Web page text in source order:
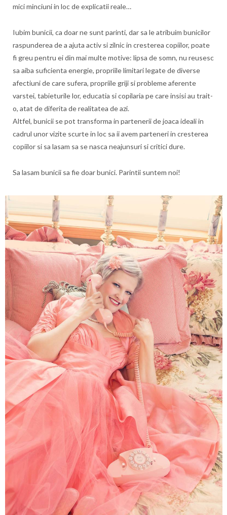
mici minciuni in loc de explicatii reale…
Iubim bunicii, ca doar ne sunt parinti, dar sa le atribuim bunicilor
raspunderea de a ajuta activ si zilnic in cresterea copiilor, poate
fi greu pentru ei din mai multe motive: lipsa de somn, nu reusesc
sa aiba suficienta energie, propriile limitari legate de diverse
afectiuni de care sufera, propriile griji si probleme aferente
varstei, tabieturile lor, educatia si copilaria pe care insisi au trait-
o, atat de diferita de realitatea de azi.
Altfel, bunicii se pot transforma in partenerii de joaca ideali in
cadrul unor vizite scurte in loc sa ii avem parteneri in cresterea
copiilor si sa lasam sa se nasca neajunsuri si critici dure.
Sa lasam bunicii sa fie doar bunici. Parintii suntem noi!